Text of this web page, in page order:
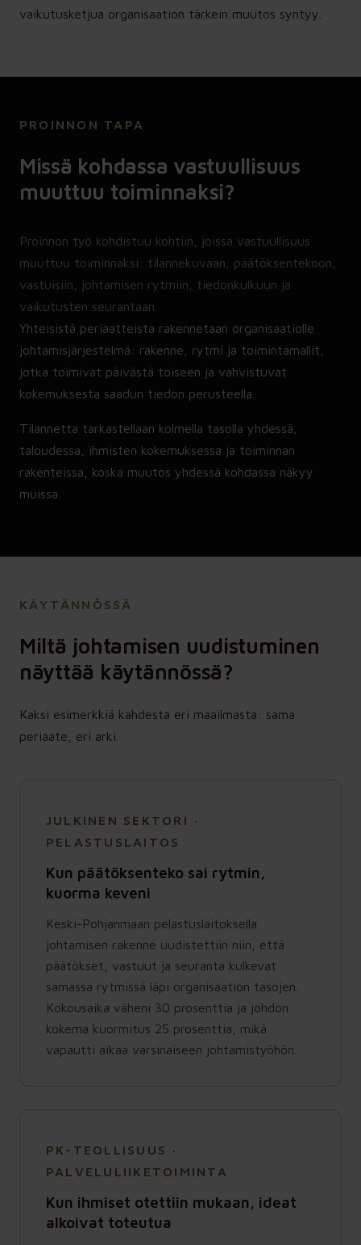
vaikutusketjua organisaation tärkein muutos syntyy.
PROINNON TAPA
Missä kohdassa vastuullisuus
muuttuu toiminnaksi?
Proinnon työ kohdistuu kohtiin, joissa vastuullisuus
muuttuu toiminnaksi: tilannekuvaan, päätöksentekoon,
vastuisiin, johtamisen rytmiin, tiedonkulkuun ja
vaikutusten seurantaan.
Yhteisistä periaatteista rakennetaan organisaatiolle
johtamisjärjestelmä: rakenne, rytmi ja toimintamallit,
jotka toimivat päivästä toiseen ja vahvistuvat
kokemuksesta saadun tiedon perusteella.
Tilannetta tarkastellaan kolmella tasolla yhdessä,
taloudessa, ihmisten kokemuksessa ja toiminnan
rakenteissa, koska muutos yhdessä kohdassa näkyy
muissa.
KÄYTÄNNÖSSÄ
Miltä johtamisen uudistuminen
näyttää käytännössä?
Kaksi esimerkkiä kahdesta eri maailmasta: sama
periaate, eri arki.
JULKINEN SEKTORI ·
PELASTUSLAITOS
Kun päätöksenteko sai rytmin,
kuorma keveni
Keski-Pohjanmaan pelastuslaitoksella
johtamisen rakenne uudistettiin niin, että
päätökset, vastuut ja seuranta kulkevat
samassa rytmissä läpi organisaation tasojen.
Kokousaika väheni 30 prosenttia ja johdon
kokema kuormitus 25 prosenttia, mikä
vapautti aikaa varsinaiseen johtamistyöhön.
PK-TEOLLISUUS ·
PALVELULIIKETOIMINTA
Kun ihmiset otettiin mukaan, ideat
alkoivat toteutua